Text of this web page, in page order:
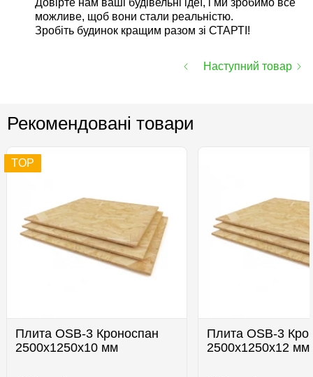
Довірте нам ваші будівельні ідеї, і ми зробимо все
можливе, щоб вони стали реальністю.
Зробіть будинок кращим разом зі СТАРТІ!
Наступний товар
Рекомендовані товари
TOP
Плита OSB-3 Кроноспан
2500х1250х10 мм
Плита OSB-3
2500х1250х12 мм